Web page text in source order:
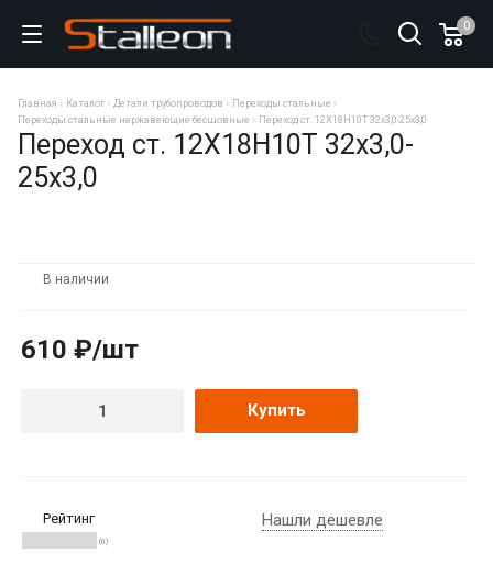
0
Главная Каталог Детали трубопроводов
Переходы стальные
Переходы стальные нержавеющие бесшовные
Переход ст. 12Х18Н10Т 32х3,0-25х3,0
Переход ст. 12Х18Н10Т 32х3,0-
25х3,0
В наличии
610 ₽/шт
Купить
Рейтинг
(0)
Нашли дешевле